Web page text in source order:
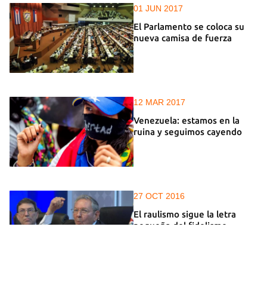
01 JUN 2017
El Parlamento se coloca su
nueva camisa de fuerza
12 MAR 2017
Venezuela: estamos en la
ruina y seguimos cayendo
27 OCT 2016
El raulismo sigue la letra
pequeña del fidelismo